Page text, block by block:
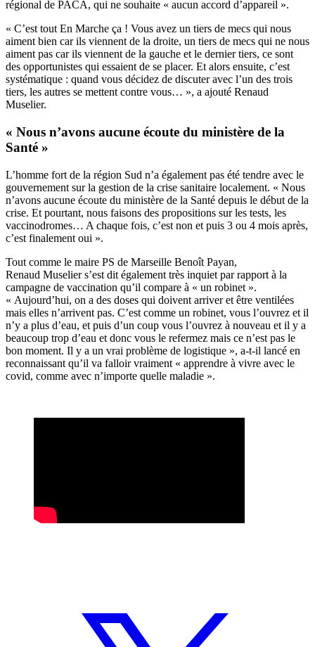
régional de PACA, qui ne souhaite « aucun accord d’appareil ».
« C’est tout En Marche ça ! Vous avez un tiers de mecs qui nous
aiment bien car ils viennent de la droite, un tiers de mecs qui ne nous
aiment pas car ils viennent de la gauche et le dernier tiers, ce sont
des opportunistes qui essaient de se placer. Et alors ensuite, c’est
systématique : quand vous décidez de discuter avec l’un des trois
tiers, les autres se mettent contre vous… », a ajouté Renaud
Muselier.
« Nous n’avons aucune écoute du ministère de la
Santé »
L’homme fort de la région Sud n’a également pas été tendre avec le
gouvernement sur la gestion de la crise sanitaire localement. « Nous
n’avons aucune écoute du ministère de la Santé depuis le début de la
crise. Et pourtant, nous faisons des propositions sur les tests, les
vaccinodromes… A chaque fois, c’est non et puis 3 ou 4 mois après,
c’est finalement oui ».
Tout comme le maire PS de Marseille Benoît Payan,
Renaud Muselier s’est dit également très inquiet par rapport à la
campagne de vaccination qu’il compare à « un robinet ».
« Aujourd’hui, on a des doses qui doivent arriver et être ventilées
mais elles n’arrivent pas. C’est comme un robinet, vous l’ouvrez et il
n’y a plus d’eau, et puis d’un coup vous l’ouvrez à nouveau et il y a
beaucoup trop d’eau et donc vous le refermez mais ce n’est pas le
bon moment. Il y a un vrai problème de logistique », a-t-il lancé en
reconnaissant qu’il va falloir vraiment « apprendre à vivre avec le
covid, comme avec n’importe quelle maladie ».